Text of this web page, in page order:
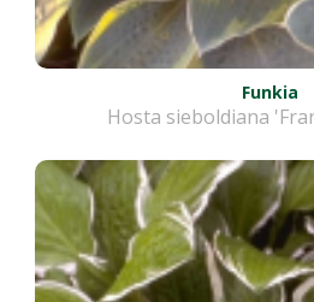
Funkia
Hosta sieboldiana